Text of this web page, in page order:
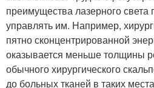
преимущества лазерного света
управлять им. Например,
пятно сконцентрированной
оказывается меньше толщины
обычного хирургического
до больных тканей в таких